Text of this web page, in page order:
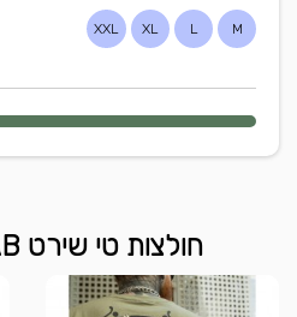
M
L
XL
XXL
חולצות טי שירט PLAZMALAB